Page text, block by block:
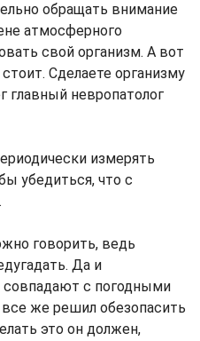
обращать внимание
атмосферного
свой организм. А вот
Сделаете организму
главный невропатолог
измерять
убедиться, что с
говорить, ведь
Да и
совпадают с погодными
же решил обезопасить
это он должен,